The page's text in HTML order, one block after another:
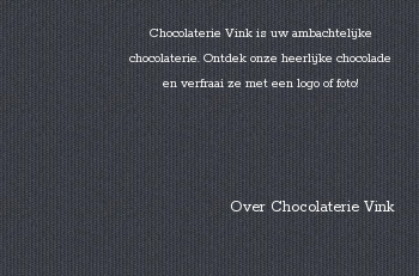
Chocolaterie Vink is uw ambachtelijke
chocolaterie. Ontdek onze heerlijke chocolade
en verfraai ze met een logo of foto!
Over Chocolaterie Vink